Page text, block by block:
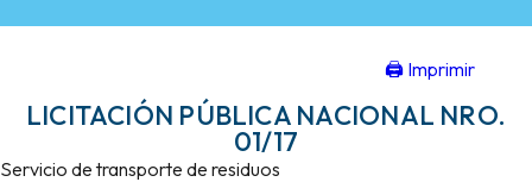
🖨 Imprimir
LICITACIÓN PÚBLICA NACIONAL NRO.
01/17
Servicio de transporte de residuos